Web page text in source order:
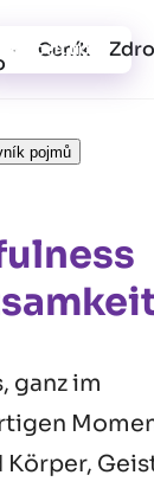
Ceník
Vytvořit účet
pojmů
ganz im
Körper,